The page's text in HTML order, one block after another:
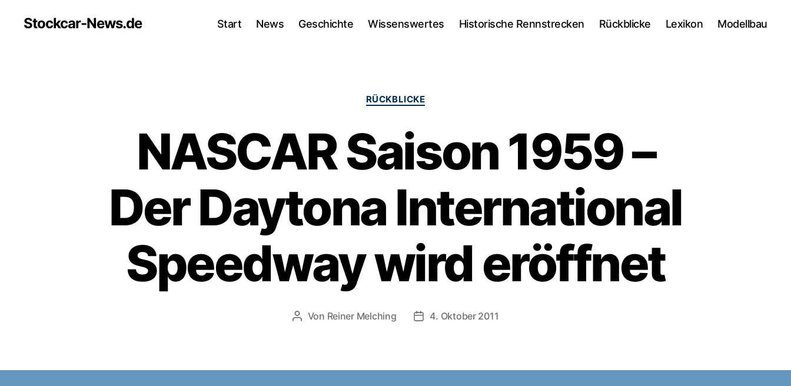
Stockcar-News.de Start News Geschichte Wissenswertes Historische Rennstrecken Rückblicke Lexikon Modellbau
Kategorien
RÜCKBLICKE
NASCAR Saison 1959 –
Der Daytona International
Speedway wird eröffnet
Beitragsautor
Von Reiner Melching Veröffentlichungsdatum
4. Oktober 2011